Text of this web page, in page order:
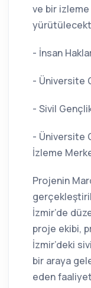
ve bir
- İnsan
- Üniversite
- Sivil
- Üniversite
İzleme
Projenin
İzmir’de
proje ekibi,
İzmir’deki
bir araya
eden